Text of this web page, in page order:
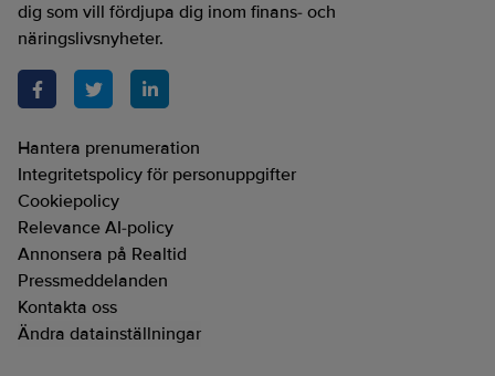
dig som vill fördjupa dig inom finans- och
näringslivsnyheter.
Hantera prenumeration
Integritetspolicy för personuppgifter
Cookiepolicy
Relevance AI-policy
Annonsera på Realtid
Pressmeddelanden
Kontakta oss
Ändra datainställningar